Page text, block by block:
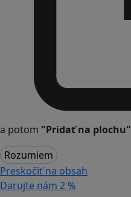
a potom "Pridať na plochu"
Rozumiem
Preskočiť na obsah
Darujte nám 2 %